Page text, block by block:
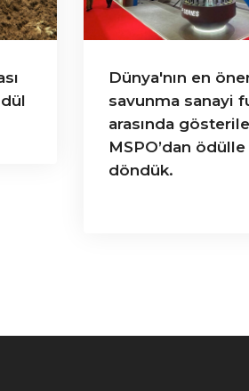
Dünya'nın en
savunma sanayi
arasında
MSPO’dan ödülle
döndük.